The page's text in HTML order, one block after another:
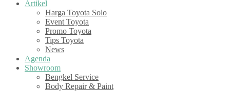
Artikel
Harga Toyota Solo
Event Toyota
Promo Toyota
Tips Toyota
News
Agenda
Showroom
Bengkel Service
Body Repair & Paint